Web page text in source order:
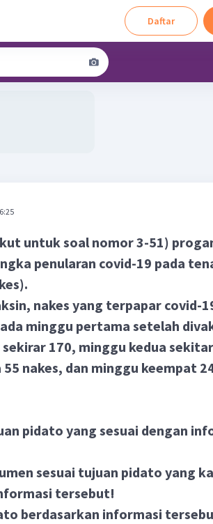
Daftar
untuk soal nomor 3-51)
penularan covid-19 pada
nakes yang terpapar covid-
minggu pertama setelah
170, minggu kedua
nakes, dan minggu keempat
pidato yang sesuai dengan
sesuai tujuan pidato yang
tersebut!
berdasarkan informasi